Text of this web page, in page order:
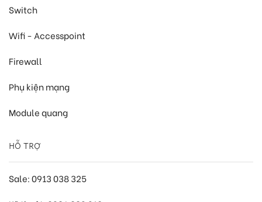
Switch
Wifi - Accesspoint
Firewall
Phụ kiện mạng
Module quang
HỖ TRỢ
Sale: 0913 038 325